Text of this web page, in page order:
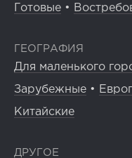
Готовые •
ГЕОГРАФИЯ
Для маленького
Зарубежные •
Китайские
ДРУГОЕ